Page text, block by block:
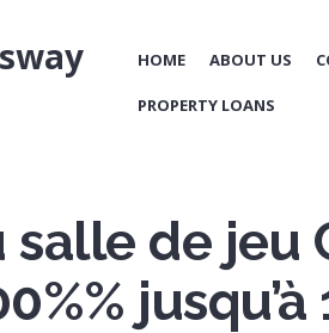
HOME ABOUT US
PROPERTY LOANS
salle de jeu
jusqu’à